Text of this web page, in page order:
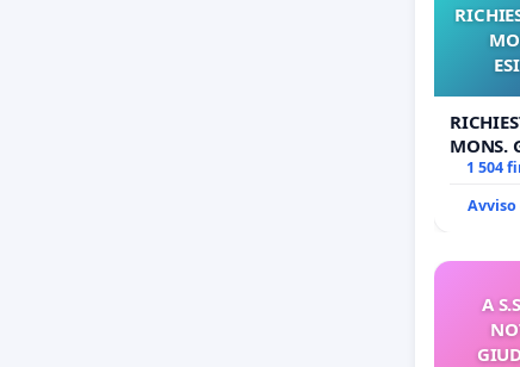
MONS.
OPERE
1 504
A